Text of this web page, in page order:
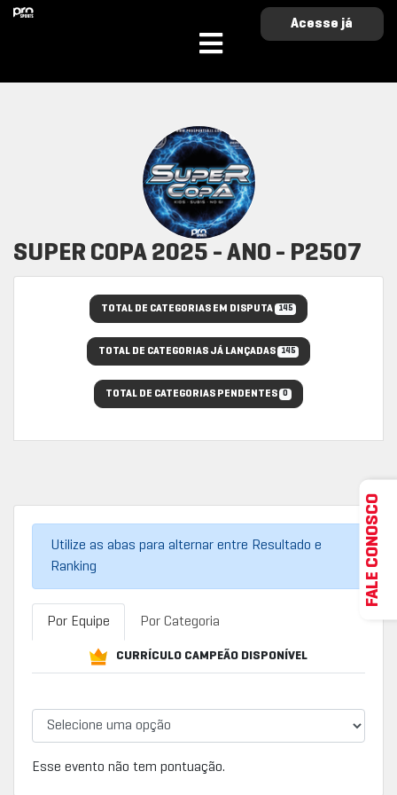
Acesse já
SUPER COPA 2025 - ANO - P2507
TOTAL DE CATEGORIAS EM DISPUTA 145
TOTAL DE CATEGORIAS JÁ LANÇADAS 145
TOTAL DE CATEGORIAS PENDENTES 0
Utilize as abas para alternar entre Resultado e
Ranking
Por Equipe Por Categoria
CURRÍCULO CAMPEÃO DISPONÍVEL
Esse evento não tem pontuação.
FALE CONOSCO